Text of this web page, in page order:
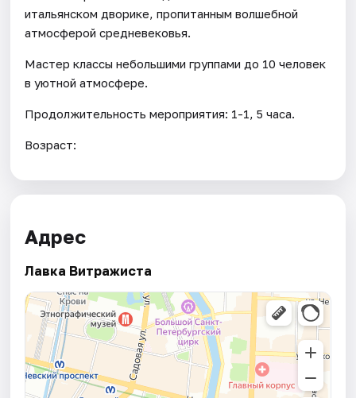
итальянском дворике, пропитанным волшебной
атмосферой средневековья.
Мастер классы небольшими группами до 10 человек
в уютной атмосфере.
Продолжительность мероприятия: 1-1, 5 часа.
Возраст:
Адрес
Лавка Витражиста